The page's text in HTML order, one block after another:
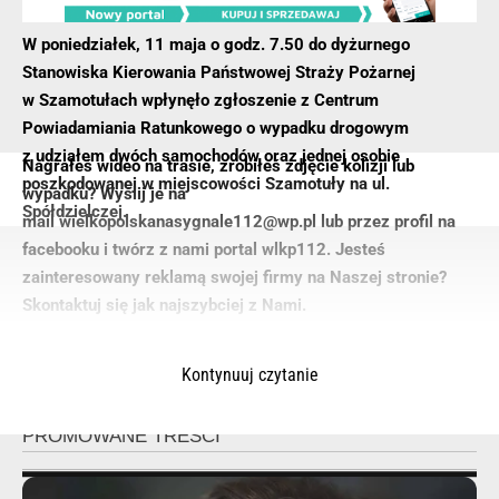
Nagrałeś wideo na trasie, zrobiłeś zdjęcie kolizji lub
wypadku? Wyślij je na
mail wielkopolskanasygnale112@wp.pl lub przez profil na
facebooku i twórz z nami portal wlkp112. Jesteś
zainteresowany reklamą swojej firmy na Naszej stronie?
Skontaktuj się jak najszybciej z Nami.
W poniedziałek, 11 maja o godz. 7.50 do dyżurnego
Stanowiska Kierowania Państwowej Straży Pożarnej
w Szamotułach wpłynęło zgłoszenie z Centrum
Powiadamiania Ratunkowego o wypadku drogowym
z udziałem dwóch samochodów oraz jednej osobie
poszkodowanej w miejscowości Szamotuły na ul.
Spółdzielczej.
Kontynuuj czytanie